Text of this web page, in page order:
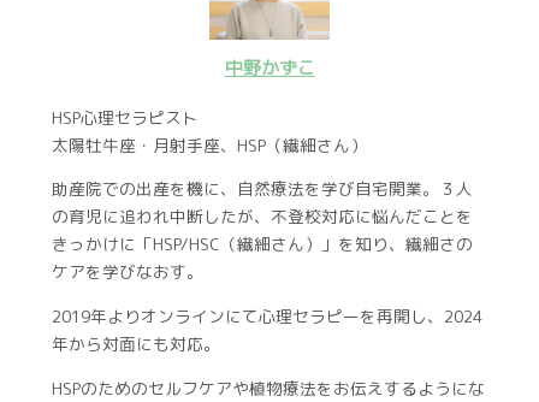
中野かずこ
HSP心理セラピスト
太陽牡牛座・月射手座、HSP（繊細さん）
助産院での出産を機に、自然療法を学び自宅開業。３人
の育児に追われ中断したが、不登校対応に悩んだことを
きっかけに「HSP/HSC（繊細さん）」を知り、繊細さの
ケアを学びなおす。
2019年よりオンラインにて心理セラピーを再開し、2024
年から対面にも対応。
HSPのためのセルフケアや植物療法をお伝えするようにな